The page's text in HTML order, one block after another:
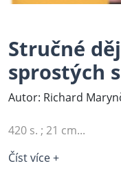
Stručné
sprostých
Autor: Richard
420 s. ; 21 cm...
Číst více +